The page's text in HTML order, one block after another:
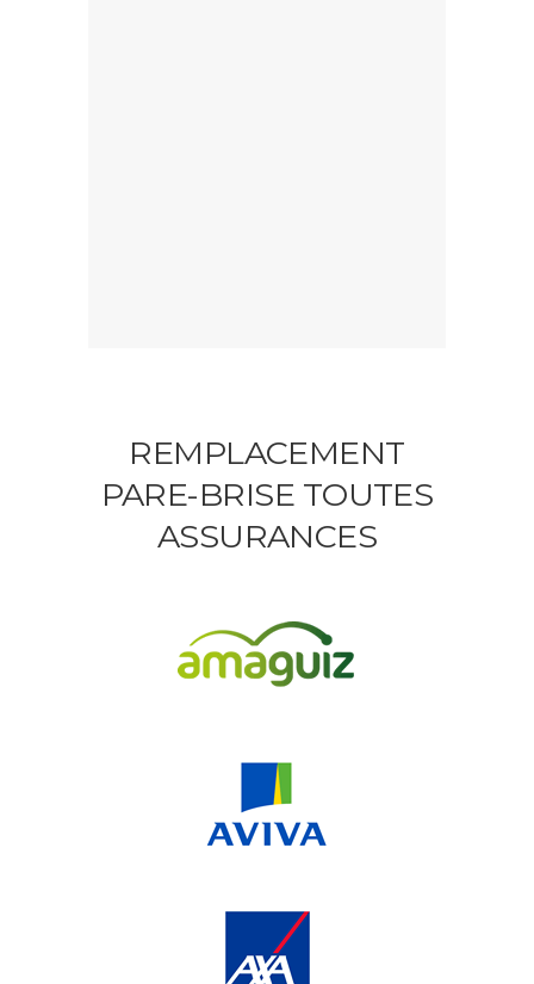
REMPLACEMENT
PARE-BRISE TOUTES
ASSURANCES